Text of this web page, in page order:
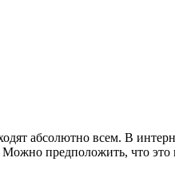
абсолютно всем. В
Можно предположить, что